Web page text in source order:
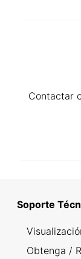
Contactar
Soporte
Obtenga /